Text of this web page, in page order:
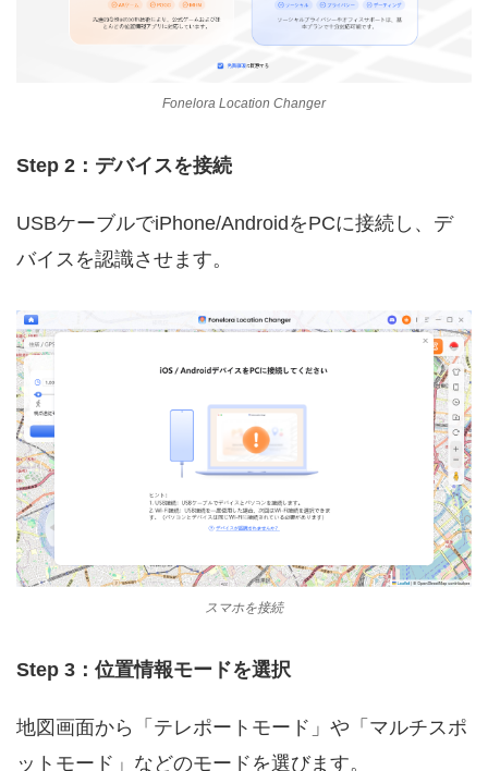
Fonelora Location Changer
Step 2：デバイスを接続
USBケーブルでiPhone/AndroidをPCに接続し、デ
バイスを認識させます。
スマホを接続
Step 3：位置情報モードを選択
地図画面から「テレポートモード」や「マルチスポ
ットモード」などのモードを選びます。